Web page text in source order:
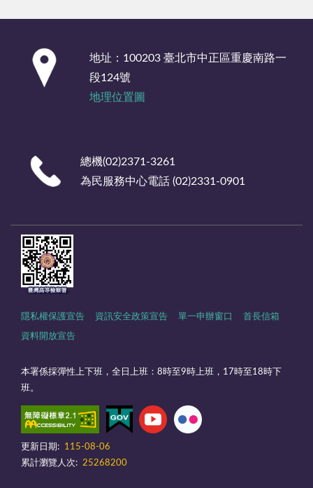
地址：100203 臺北市中正區重慶南路一
段124號
地理位置圖
總機(02)2371-3261
為民服務中心電話 (02)2331-0901
隱私權保護宣告 資訊安全政策宣告 單一申辦窗口 首長信箱
資料開放宣告
本署係採彈性上下班，全日上班：8時至9時上班，17時至18時下
班。
更新日期:
115-08-06
累計瀏覽人次:
25268200